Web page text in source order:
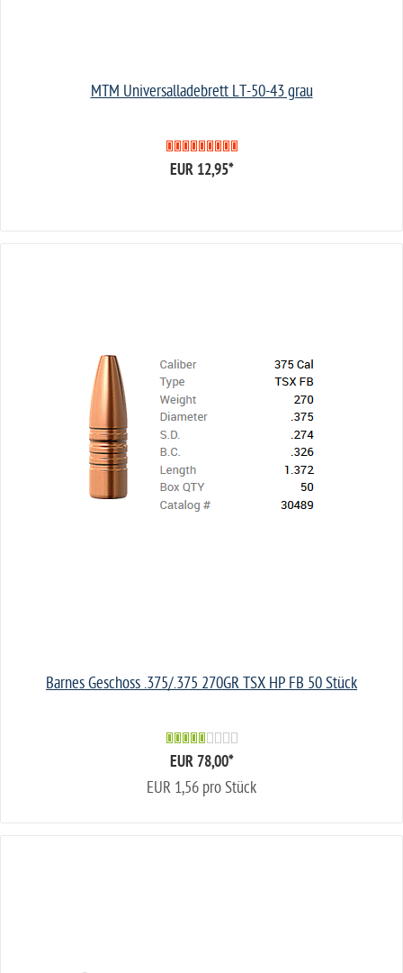
MTM Universalladebrett LT-50-43 grau
EUR 12,95*
Barnes Geschoss .375/.375 270GR TSX HP FB 50 Stück
EUR 78,00*
EUR 1,56 pro Stück